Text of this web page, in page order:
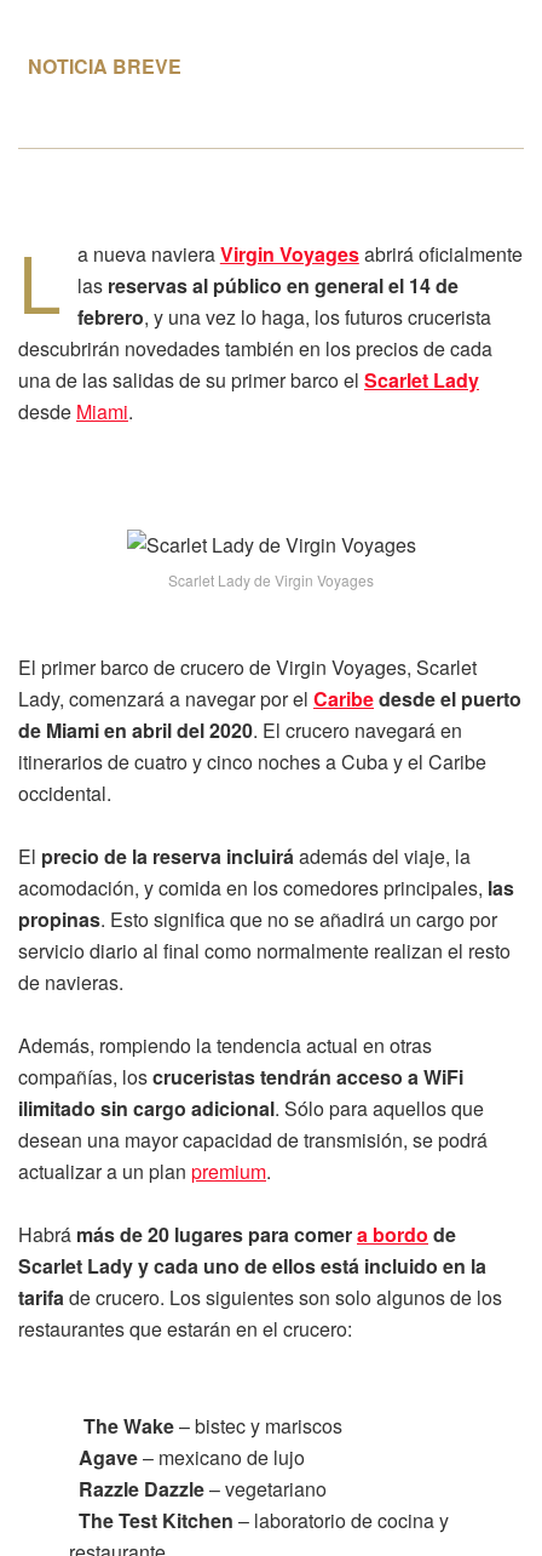
NOTICIA BREVE
L a nueva navieraVirgin Voyagesabrirá oficialmente
las reservas al público en general el 14 de
febrero, y una vez lo haga, los futuros crucerista
descubrirán novedades también en los precios de cada
una de las salidas de su primer barco el Scarlet Lady
desde Miami.
Scarlet Lady de Virgin Voyages
El primer barco de crucero de Virgin Voyages, Scarlet
Lady, comenzará a navegar por el Caribedesde el puerto
de Miami en abril del 2020. El crucero navegará en
itinerarios de cuatro y cinco noches a Cuba y el Caribe
occidental.
El precio de la reserva incluiráademás del viaje, la
acomodación, y comida en los comedores principales, las
propinas. Esto significa que no se añadirá un cargo por
servicio diario al final como normalmente realizan el resto
de navieras.
Además, rompiendo la tendencia actual en otras
compañías, loscruceristas tendrán acceso a WiFi
ilimitado sin cargo adicional. Sólo para aquellos que
desean una mayor capacidad de transmisión, se podrá
actualizar a un plan premium.
Habrá más de 20 lugares para comera bordo de
Scarlet Lady y cada uno de ellos está incluido en la
tarifade crucero. Los siguientes son solo algunos de los
restaurantes que estarán en el crucero:
The Wake– bistec y mariscos
Agave– mexicano de lujo
Razzle Dazzle– vegetariano
The Test Kitchen – laboratorio de cocina y